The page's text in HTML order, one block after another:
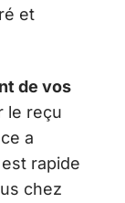
et
de vos
le reçu
a
rapide
chez